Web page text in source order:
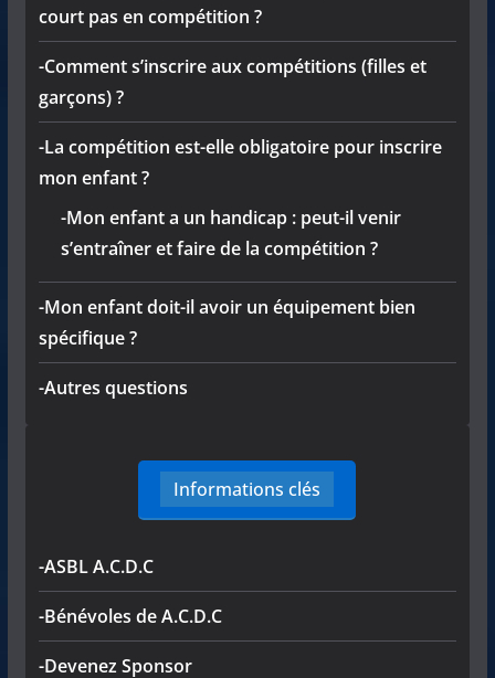
court pas en compétition ?
-Comment s’inscrire aux compétitions (filles et
garçons) ?
-La compétition est-elle obligatoire pour inscrire
mon enfant ?
-Mon enfant a un handicap : peut-il venir
s’entraîner et faire de la compétition ?
-Mon enfant doit-il avoir un équipement bien
spécifique ?
-Autres questions
Informations clés
-ASBL A.C.D.C
-Bénévoles de A.C.D.C
-Devenez Sponsor